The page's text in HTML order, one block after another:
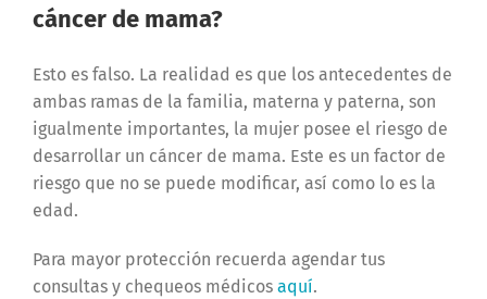
cáncer de mama?
Esto es falso. La realidad es que los antecedentes de
ambas ramas de la familia, materna y paterna, son
igualmente importantes, la mujer posee el riesgo de
desarrollar un cáncer de mama. Este es un factor de
riesgo que no se puede modificar, así como lo es la
edad.
Para mayor protección recuerda agendar tus
consultas y chequeos médicos aquí.